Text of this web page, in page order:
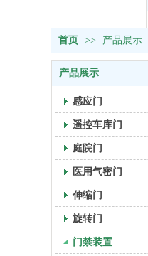
首页 >> 产品展示
产品展示
感应门
遥控车库门
庭院门
医用气密门
伸缩门
旋转门
门禁装置